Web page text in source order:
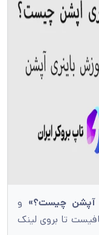
آپشن چیست؟» و
تا بروی لینک